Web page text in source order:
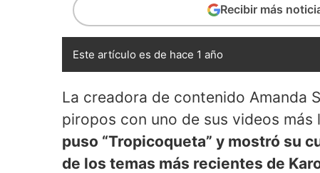
Recibir más
Este artículo es de hace 1 año
La creadora de contenido Amanda
piropos con uno de sus videos
puso “Tropicoqueta” y mostró su
de los temas más recientes de